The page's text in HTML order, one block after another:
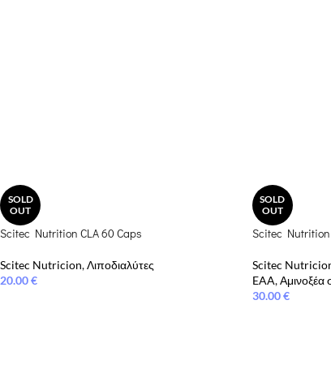
SOLD
OUT
Scitec Nutrition CLA 60 Caps
Scitec Nutricion,Λιποδιαλύτες
20.00€
SOLD
OUT
Scitec Nutrition
Scitec
EAA, Αμινοξέα
30.00€